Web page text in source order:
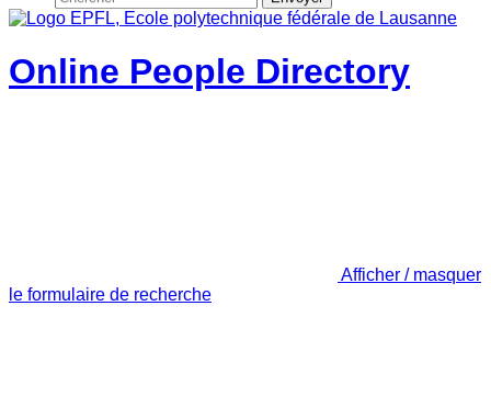
Online People Directory
Afficher / masquer
le formulaire de recherche